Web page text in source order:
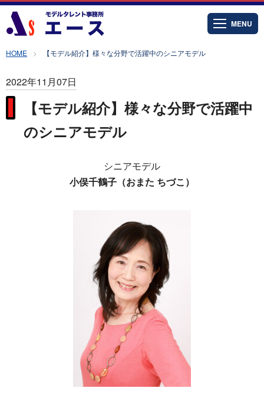
MENU
HOME 【モデル紹介】様々な分野で活躍中のシニアモデル
2022年11月07日
【モデル紹介】様々な分野で活躍中
のシニアモデル
シニアモデル
小俣千鶴子（おまた ちづこ）